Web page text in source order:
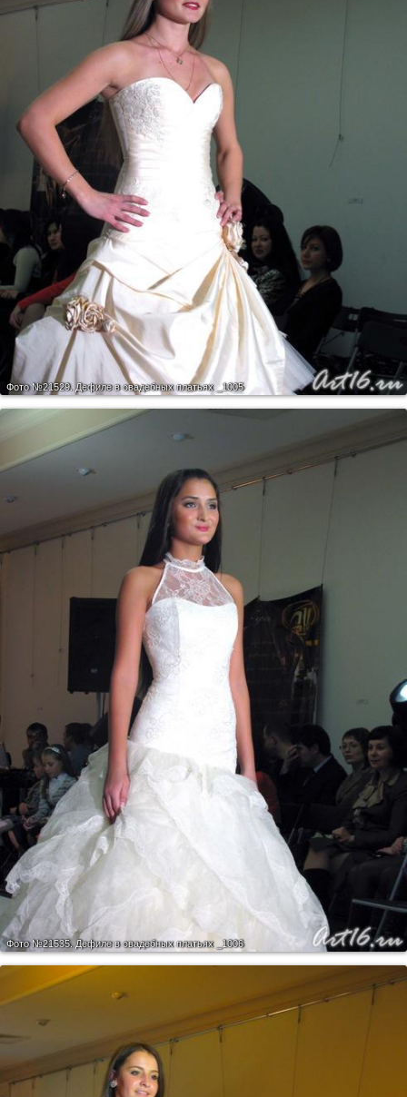
Фото №21529. Дефиле в свадебных платьях _1005
Фото №21535. Дефиле в свадебных платьях _1006